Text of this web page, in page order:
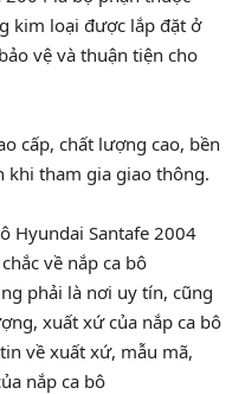
kim loại được lắp đặt ở
vệ và thuận tiện cho
cấp, chất lượng cao, bền
khi tham gia giao thông.
Hyundai Santafe 2004
về nắp ca bô
phải là nơi uy tín, cũng
xuất xứ của nắp ca bô
về xuất xứ, mẫu mã,
nắp ca bô